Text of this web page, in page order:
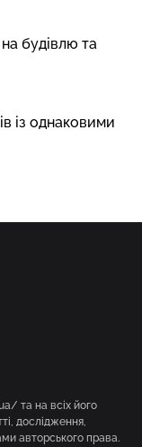
будівлю та
із однаковими
та на всіх його
дослідження,
авторського права.